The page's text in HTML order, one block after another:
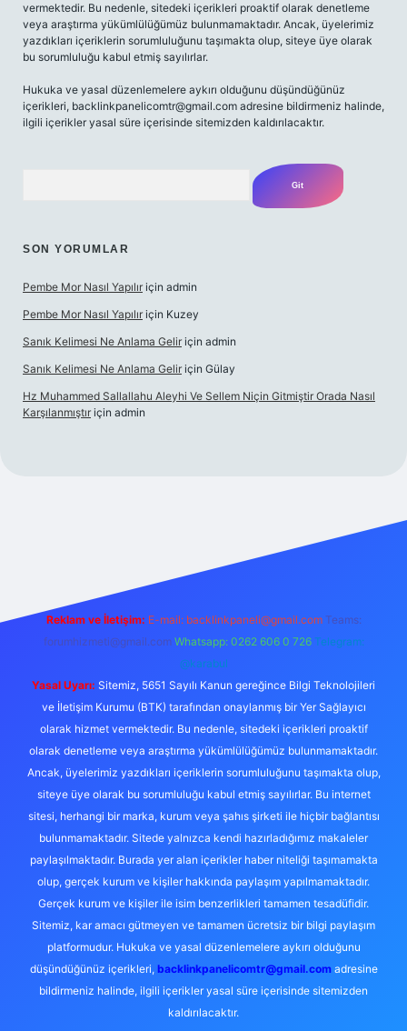
vermektedir. Bu nedenle, sitedeki içerikleri proaktif olarak denetleme
veya araştırma yükümlülüğümüz bulunmamaktadır. Ancak, üyelerimiz
yazdıkları içeriklerin sorumluluğunu taşımakta olup, siteye üye olarak
bu sorumluluğu kabul etmiş sayılırlar.
Hukuka ve yasal düzenlemelere aykırı olduğunu düşündüğünüz
içerikleri, backlinkpanelicomtr@gmail.com adresine bildirmeniz halinde,
ilgili içerikler yasal süre içerisinde sitemizden kaldırılacaktır.
SON YORUMLAR
Pembe Mor Nasıl Yapılır için admin
Pembe Mor Nasıl Yapılır için Kuzey
Sanık Kelimesi Ne Anlama Gelir için admin
Sanık Kelimesi Ne Anlama Gelir için Gülay
Hz Muhammed Sallallahu Aleyhi Ve Sellem Niçin Gitmiştir Orada Nasıl
Karşılanmıştır için admin
Reklam ve İletişim: E-mail: backlinkpaneli@gmail.com Teams:
forumhizmeti@gmail.com Whatsapp: 0262 606 0 726 Telegram:
@karabul
Yasal Uyarı: Sitemiz, 5651 Sayılı Kanun gereğince Bilgi Teknolojileri
ve İletişim Kurumu (BTK) tarafından onaylanmış bir Yer Sağlayıcı
olarak hizmet vermektedir. Bu nedenle, sitedeki içerikleri proaktif
olarak denetleme veya araştırma yükümlülüğümüz bulunmamaktadır.
Ancak, üyelerimiz yazdıkları içeriklerin sorumluluğunu taşımakta olup,
siteye üye olarak bu sorumluluğu kabul etmiş sayılırlar. Bu internet
sitesi, herhangi bir marka, kurum veya şahıs şirketi ile hiçbir bağlantısı
bulunmamaktadır. Sitede yalnızca kendi hazırladığımız makaleler
paylaşılmaktadır. Burada yer alan içerikler haber niteliği taşımamakta
olup, gerçek kurum ve kişiler hakkında paylaşım yapılmamaktadır.
Gerçek kurum ve kişiler ile isim benzerlikleri tamamen tesadüfidir.
Sitemiz, kar amacı gütmeyen ve tamamen ücretsiz bir bilgi paylaşım
platformudur. Hukuka ve yasal düzenlemelere aykırı olduğunu
düşündüğünüz içerikleri, backlinkpanelicomtr@gmail.comadresine
bildirmeniz halinde, ilgili içerikler yasal süre içerisinde sitemizden
kaldırılacaktır.